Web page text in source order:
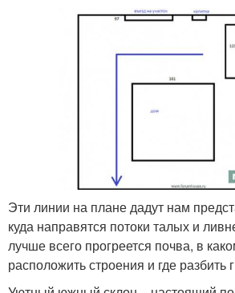
Эти линии на плане дадут нам
куда направятся потоки талых и
лучше всего прогреется почва, в
расположить строения и где разбить